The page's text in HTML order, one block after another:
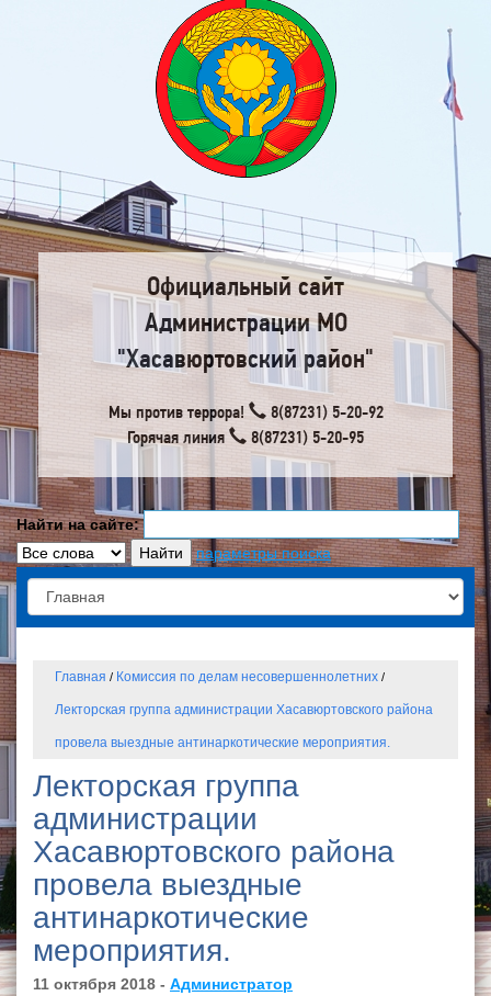
Официальный сайт
Администрации МО
"Хасавюртовский район"
Мы против террора!
8(87231) 5-20-92
Горячая линия
8(87231) 5-20-95
Найти на сайте:
параметры поиска
Главная / Комиссия по делам несовершеннолетних /
Лекторская группа администрации Хасавюртовского района
провела выездные антинаркотические мероприятия.
Лекторская группа
администрации
Хасавюртовского района
провела выездные
антинаркотические
мероприятия.
11 октября 2018 - Администратор